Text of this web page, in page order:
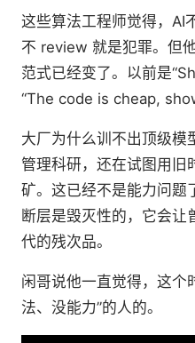
这些算法工程师觉得，AI
不 review 就是犯罪。但
范式已经变了。以前是
“The code is cheap,
大厂为什么训不出顶级模
管理科研，还在试图用旧
矿。这已经不是能力问题
断层是毁灭性的，它会让
代的残次品。
闲哥说他一直觉得，这个
法、没能力”的人的。